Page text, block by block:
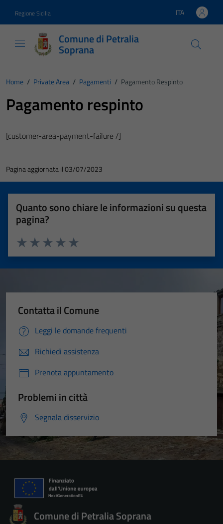
Regione Sicilia Lingua attiva:
ITA
Comune di Petralia
Soprana
Home / Private Area / Pagamenti / Pagamento Respinto
Pagamento respinto
[customer-area-payment-failure /]
Pagina aggiornata il 03/07/2023
Quanto sono chiare le informazioni su questa
pagina?
Valuta 5 stelle su 5
Valuta 4 stelle su 5
Valuta 3 stelle su 5
Valuta 2 stelle su 5
Valuta 1 stelle su 5
Contatta il Comune
Leggi le domande frequenti
Richiedi assistenza
Prenota appuntamento
Problemi in città
Segnala disservizio
Comune di Petralia Soprana